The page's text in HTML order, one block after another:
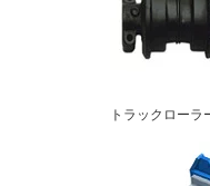
トラックローラ